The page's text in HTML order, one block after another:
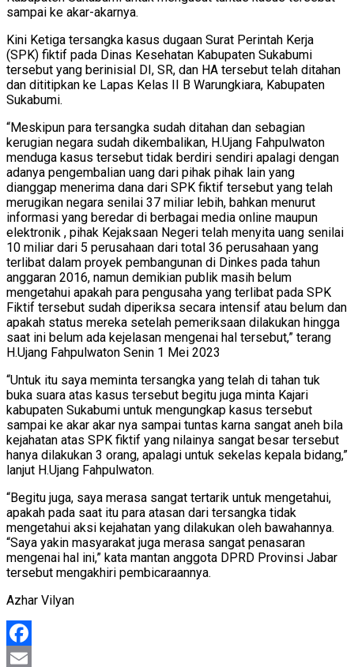
sampai ke akar-akarnya.
Kini Ketiga tersangka kasus dugaan Surat Perintah Kerja
(SPK) fiktif pada Dinas Kesehatan Kabupaten Sukabumi
tersebut yang berinisial DI, SR, dan HA tersebut telah ditahan
dan dititipkan ke Lapas Kelas II B Warungkiara, Kabupaten
Sukabumi.
“Meskipun para tersangka sudah ditahan dan sebagian
kerugian negara sudah dikembalikan, H.Ujang Fahpulwaton
menduga kasus tersebut tidak berdiri sendiri apalagi dengan
adanya pengembalian uang dari pihak pihak lain yang
dianggap menerima dana dari SPK fiktif tersebut yang telah
merugikan negara senilai 37 miliar lebih, bahkan menurut
informasi yang beredar di berbagai media online maupun
elektronik , pihak Kejaksaan Negeri telah menyita uang senilai
10 miliar dari 5 perusahaan dari total 36 perusahaan yang
terlibat dalam proyek pembangunan di Dinkes pada tahun
anggaran 2016, namun demikian publik masih belum
mengetahui apakah para pengusaha yang terlibat pada SPK
Fiktif tersebut sudah diperiksa secara intensif atau belum dan
apakah status mereka setelah pemeriksaan dilakukan hingga
saat ini belum ada kejelasan mengenai hal tersebut,” terang
H.Ujang Fahpulwaton Senin 1 Mei 2023
“Untuk itu saya meminta tersangka yang telah di tahan tuk
buka suara atas kasus tersebut begitu juga minta Kajari
kabupaten Sukabumi untuk mengungkap kasus tersebut
sampai ke akar akar nya sampai tuntas karna sangat aneh bila
kejahatan atas SPK fiktif yang nilainya sangat besar tersebut
hanya dilakukan 3 orang, apalagi untuk sekelas kepala bidang,”
lanjut H.Ujang Fahpulwaton.
“Begitu juga, saya merasa sangat tertarik untuk mengetahui,
apakah pada saat itu para atasan dari tersangka tidak
mengetahui aksi kejahatan yang dilakukan oleh bawahannya.
“Saya yakin masyarakat juga merasa sangat penasaran
mengenai hal ini,” kata mantan anggota DPRD Provinsi Jabar
tersebut mengakhiri pembicaraannya.
Azhar Vilyan
Facebook